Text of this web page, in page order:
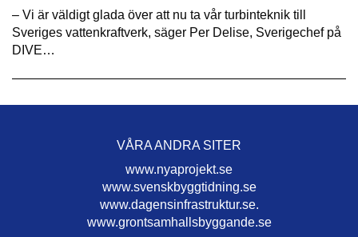
– Vi är väldigt glada över att nu ta vår turbinteknik till
Sveriges vattenkraftverk, säger Per Delise, Sverigechef på
DIVE…
VÅRA ANDRA SITER
www.nyaprojekt.se
www.svenskbyggtidning.se
www.dagensinfrastruktur.se.
www.grontsamhallsbyggande.se